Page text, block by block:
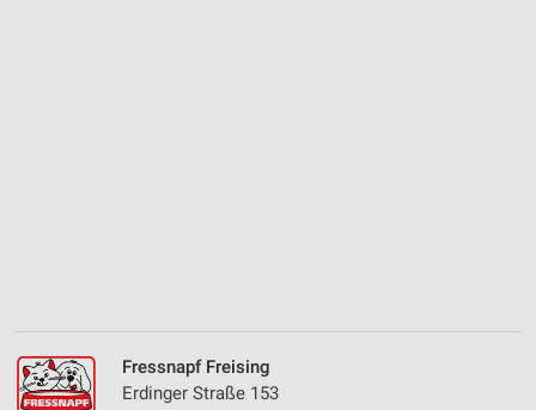
Fressnapf Freising
Erdinger Straße 153